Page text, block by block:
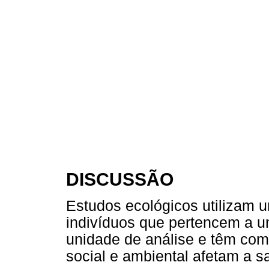
DISCUSSÃO
Estudos ecológicos utilizam
indivíduos que pertencem a
unidade de análise e têm
social e ambiental afetam a